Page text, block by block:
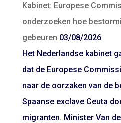
Kabinet: Europese
onderzoeken hoe
gebeuren 03/08/2026
Het Nederlandse kabinet
dat de Europese
naar de oorzaken van de
Spaanse exclave Ceuta
migranten. Minister Van